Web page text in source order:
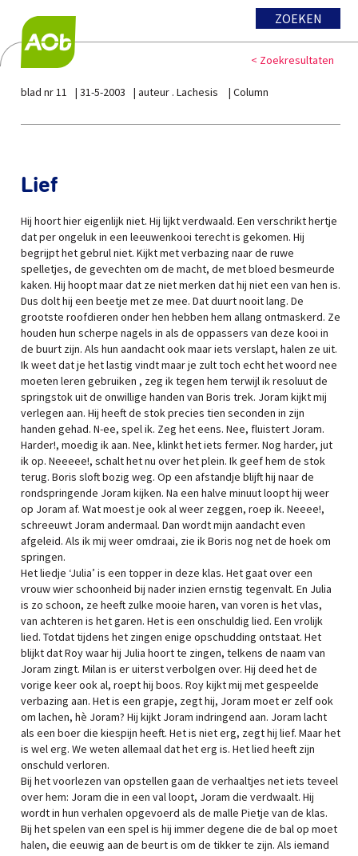
ZOEKEN
< Zoekresultaten
blad nr 11 31-5-2003 auteur . Lachesis Column
Lief
Hij hoort hier eigenlijk niet. Hij lijkt verdwaald. Een verschrikt hertje
dat per ongeluk in een leeuwenkooi terecht is gekomen. Hij
begrijpt het gebrul niet. Kijkt met verbazing naar de ruwe
spelletjes, de gevechten om de macht, de met bloed besmeurde
kaken. Hij hoopt maar dat ze niet merken dat hij niet een van hen is.
Dus dolt hij een beetje met ze mee. Dat duurt nooit lang. De
grootste roofdieren onder hen hebben hem allang ontmaskerd. Ze
houden hun scherpe nagels in als de oppassers van deze kooi in
de buurt zijn. Als hun aandacht ook maar iets verslapt, halen ze uit.
Ik weet dat je het lastig vindt maar je zult toch echt het woord nee
moeten leren gebruiken , zeg ik tegen hem terwijl ik resoluut de
springstok uit de onwillige handen van Boris trek. Joram kijkt mij
verlegen aan. Hij heeft de stok precies tien seconden in zijn
handen gehad. N-ee, spel ik. Zeg het eens. Nee, fluistert Joram.
Harder!, moedig ik aan. Nee, klinkt het iets fermer. Nog harder, jut
ik op. Neeeee!, schalt het nu over het plein. Ik geef hem de stok
terug. Boris sloft bozig weg. Op een afstandje blijft hij naar de
rondspringende Joram kijken. Na een halve minuut loopt hij weer
op Joram af. Wat moest je ook al weer zeggen, roep ik. Neeee!,
schreeuwt Joram andermaal. Dan wordt mijn aandacht even
afgeleid. Als ik mij weer omdraai, zie ik Boris nog net de hoek om
springen.
Het liedje ‘Julia’ is een topper in deze klas. Het gaat over een
vrouw wier schoonheid bij nader inzien ernstig tegenvalt. En Julia
is zo schoon, ze heeft zulke mooie haren, van voren is het vlas,
van achteren is het garen. Het is een onschuldig lied. Een vrolijk
lied. Totdat tijdens het zingen enige opschudding ontstaat. Het
blijkt dat Roy waar hij Julia hoort te zingen, telkens de naam van
Joram zingt. Milan is er uiterst verbolgen over. Hij deed het de
vorige keer ook al, roept hij boos. Roy kijkt mij met gespeelde
verbazing aan. Het is een grapje, zegt hij, Joram moet er zelf ook
om lachen, hè Joram? Hij kijkt Joram indringend aan. Joram lacht
als een boer die kiespijn heeft. Het is niet erg, zegt hij lief. Maar het
is wel erg. We weten allemaal dat het erg is. Het lied heeft zijn
onschuld verloren.
Bij het voorlezen van opstellen gaan de verhaaltjes net iets teveel
over hem: Joram die in een val loopt, Joram die verdwaalt. Hij
wordt in hun verhalen opgevoerd als de malle Pietje van de klas.
Bij het spelen van een spel is hij immer degene die de bal op moet
halen, die eeuwig aan de beurt is om de tikker te zijn. Als iemand